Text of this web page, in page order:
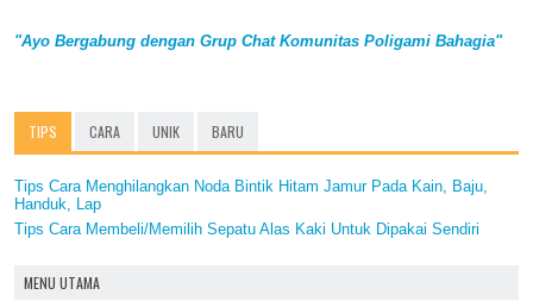
"Ayo Bergabung dengan Grup Chat Komunitas Poligami Bahagia"
TIPS CARA UNIK BARU
Tips Cara Menghilangkan Noda Bintik Hitam Jamur Pada Kain, Baju,
Handuk, Lap
Tips Cara Membeli/Memilih Sepatu Alas Kaki Untuk Dipakai Sendiri
MENU UTAMA